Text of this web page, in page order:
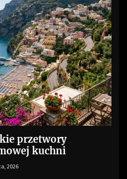
przetwory
kuchni
2026